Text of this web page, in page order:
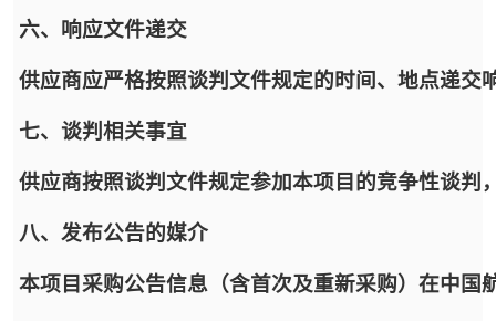
六、响应文件递交
供应商应严格按照谈判文件规定的时间、地点递交
七、谈判相关事宜
供应商按照谈判文件规定参加本项目的竞争性谈判
八、发布公告的媒介
本项目采购公告信息（含首次及重新采购）在中国